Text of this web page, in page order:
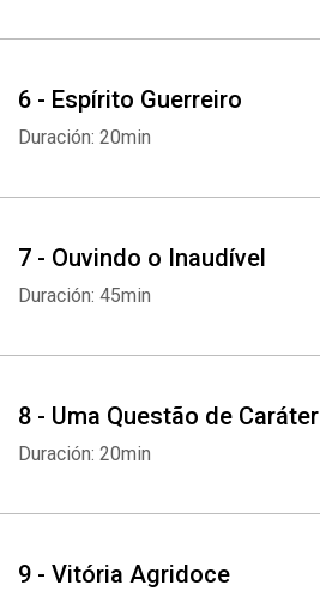
6 - Espírito Guerreiro
Duración: 20min
7 - Ouvindo o Inaudível
Duración: 45min
8 - Uma Questão de Caráter
Duración: 20min
9 - Vitória Agridoce